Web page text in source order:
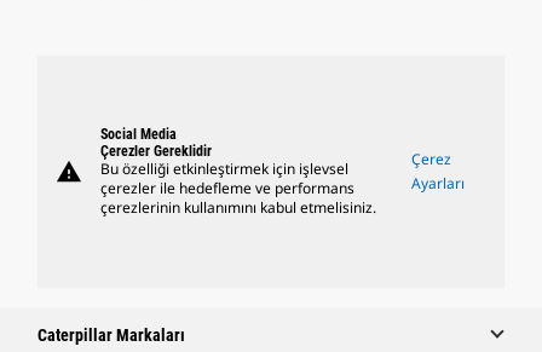
warning
Social Media
Çerezler Gereklidir
Bu özelliği etkinleştirmek için işlevsel
çerezler ile hedefleme ve performans
çerezlerinin kullanımını kabul etmelisiniz.
Çerez
Ayarları
Caterpillar Markaları